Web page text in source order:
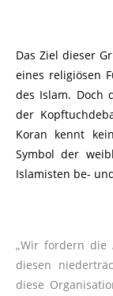
Das Ziel dieser
eines religiösen
des Islam. Doch
der
Koran kennt
Symbol der
Islamisten be-
„Wir fordern die
diesen
diese